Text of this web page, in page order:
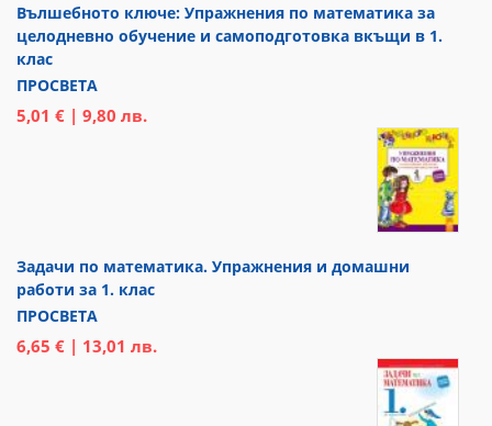
Вълшебното ключе: Упражнения по математика за
целодневно обучение и самоподготовка вкъщи в 1.
клас
ПРОСВЕТА
5,01 € | 9,80 лв.
Задачи по математика. Упражнения и домашни
работи за 1. клас
ПРОСВЕТА
6,65 € | 13,01 лв.